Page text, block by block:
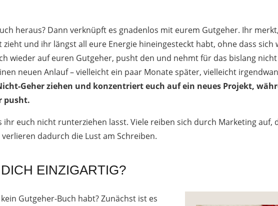
heraus? Dann verknüpft es gnadenlos mit eurem Gutgeher. Ihr
und ihr längst all eure Energie hineingesteckt habt, ohne dass sich
wieder auf euren Gutgeher, pusht den und nehmt für das bislang nicht
neuen Anlauf – vielleicht ein paar Monate später, vielleicht
Geher ziehen und konzentriert euch auf ein neues Projekt,
pusht.
ihr euch nicht runterziehen lasst. Viele reiben sich durch Marketing auf,
dadurch die Lust am Schreiben.
EINZIGARTIG?
Gutgeher-Buch habt? Zunächst ist es